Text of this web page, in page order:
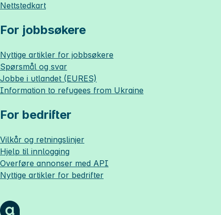
Nettstedkart
For jobbsøkere
Nyttige artikler for jobbsøkere
Spørsmål og svar
Jobbe i utlandet (EURES)
Information to refugees from Ukraine
For bedrifter
Vilkår og retningslinjer
Hjelp til innlogging
Overføre annonser med API
Nyttige artikler for bedrifter